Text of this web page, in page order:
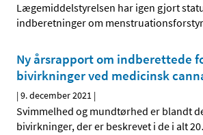
Lægemiddelstyrelsen har igen gjort
indberetninger om
Ny årsrapport om indberettede
bivirkninger ved medicinsk
|9. december 2021 |
Svimmelhed og mundtørhed er blandt
bivirkninger, der er beskrevet i de i alt 20